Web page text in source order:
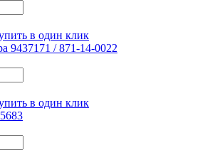
в один клик
9437171 / 871-14-0022
в один клик